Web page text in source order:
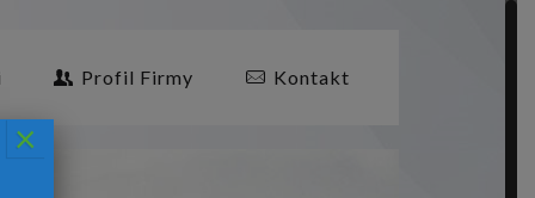
Profil Firmy Kontakt
×